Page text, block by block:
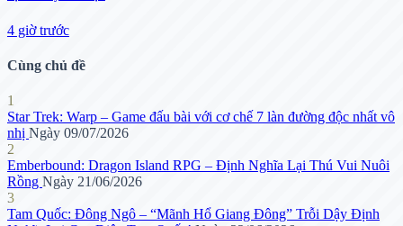
4 giờ trước
Cùng chủ đề
1
Star Trek: Warp – Game đấu bài với cơ chế 7 làn đường độc nhất vô
nhị Ngày 09/07/2026
2
Emberbound: Dragon Island RPG – Định Nghĩa Lại Thú Vui Nuôi
Rồng Ngày 21/06/2026
3
Tam Quốc: Đông Ngô – “Mãnh Hổ Giang Đông” Trỗi Dậy Định